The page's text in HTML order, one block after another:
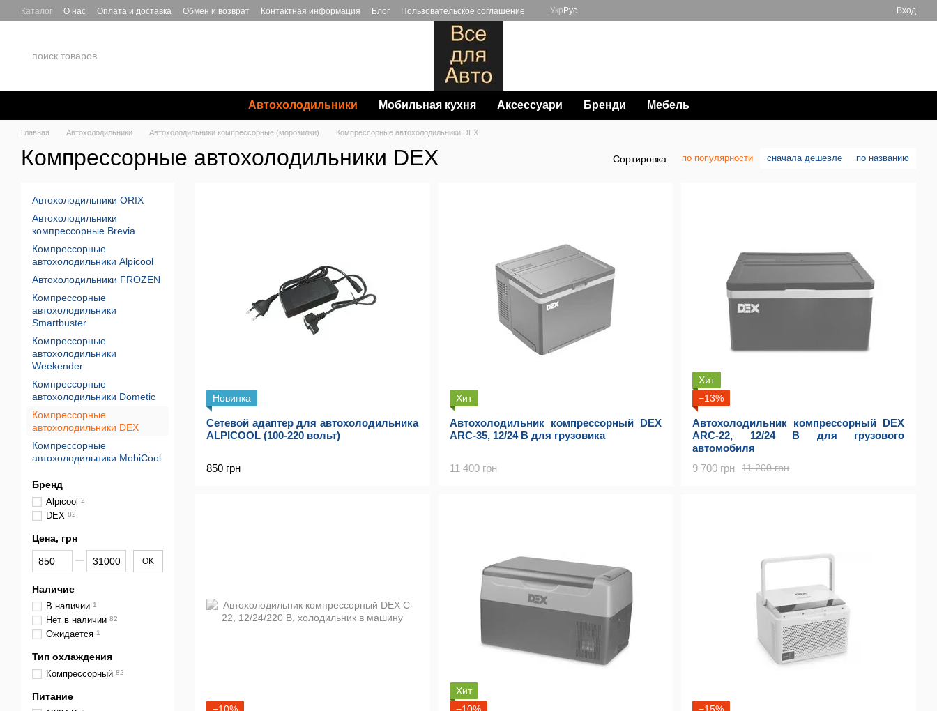
Перейти к основному контенту
Каталог О нас Оплата и доставка Обмен и возврат Контактная информация Блог Пользовательское соглашение Укр Рус Вход
Автохолодильники Мобильная кухня Аксессуари Бренди Мебель
Главная Автохолодильники Автохолодильники компрессорные (морозилки) Компрессорные автохолодильники DEX
Компрессорные автохолодильники DEX Сортировка: по популярности сначала дешевле по названию
Новинка
Сетевой адаптер для автохолодильника
ALPICOOL (100-220 вольт)
850 грн
Хит
Автохолодильник компрессорный DEX
ARC-35, 12/24 В для грузовика
11 400 грн
Хит
−13%
Автохолодильник компрессорный DEX
ARC-22, 12/24 В для грузового
автомобиля
11 200 грн
9 700 грн
Хит
Автохолодильники ORIX
Автохолодильники
компрессорные Brevia
Компрессорные
автохолодильники Alpicool
Автохолодильники FROZEN
Компрессорные
автохолодильники
Smartbuster
Компрессорные
автохолодильники
Weekender
Компрессорные
автохолодильники Dometic
Компрессорные
автохолодильники DEX
Компрессорные
автохолодильники MobiCool
Бренд
Alpicool 2
DEX 82
Цена, грн
От Цена, грн
До Цена, грн OK
Наличие
В наличии 1
Нет в наличии 82
Ожидается 1
Тип охлаждения
Компрессорный 82
Питание